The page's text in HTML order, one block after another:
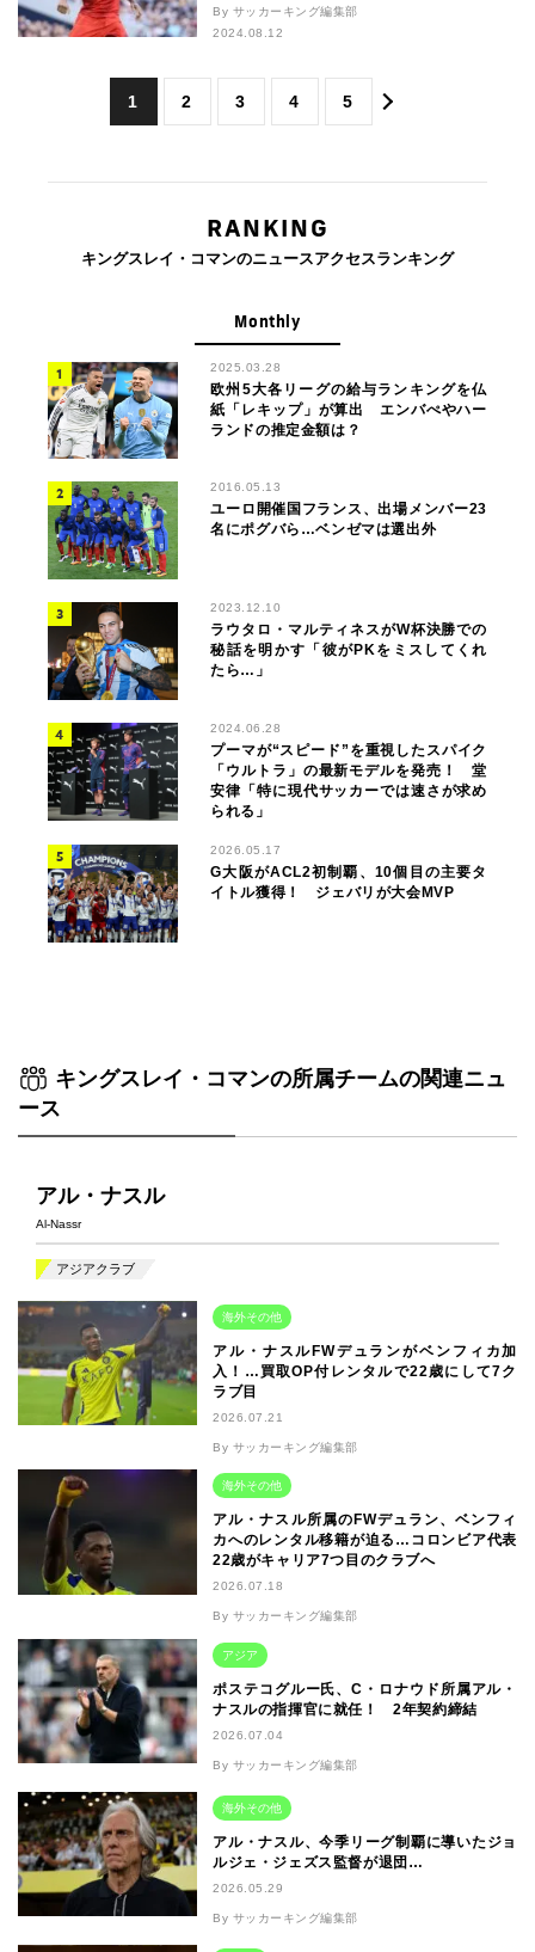
By サッカーキング編集部
2024.08.12
1 2 3 4 5
RANKING
キングスレイ・コマンのニュースアクセスランキング
Monthly
2025.03.28
欧州5大各リーグの給与ランキングを仏
紙「レキップ」が算出 エンバぺやハー
ランドの推定金額は？
2016.05.13
ユーロ開催国フランス、出場メンバー23
名にポグバら…ベンゼマは選出外
2023.12.10
ラウタロ・マルティネスがW杯決勝での
秘話を明かす「彼がPKをミスしてくれ
たら…」
2024.06.28
プーマが“スピード”を重視したスパイク
「ウルトラ」の最新モデルを発売！ 堂
安律「特に現代サッカーでは速さが求め
られる」
2026.05.17
G大阪がACL2初制覇、10個目の主要タ
イトル獲得！ ジェバリが大会MVP
キングスレイ・コマンの所属チームの関連ニュ
ース
アル・ナスル
Al-Nassr
アジアクラブ
海外その他
アル・ナスルFWデュランがベンフィカ加
入！…買取OP付レンタルで22歳にして7ク
ラブ目
2026.07.21
By サッカーキング編集部
海外その他
アル・ナスル所属のFWデュラン、ベンフィ
カへのレンタル移籍が迫る…コロンビア代表
22歳がキャリア7つ目のクラブへ
2026.07.18
By サッカーキング編集部
アジア
ポステコグルー氏、C・ロナウド所属アル・
ナスルの指揮官に就任！ 2年契約締結
2026.07.04
By サッカーキング編集部
海外その他
アル・ナスル、今季リーグ制覇に導いたジョ
ルジェ・ジェズス監督が退団…
2026.05.29
By サッカーキング編集部